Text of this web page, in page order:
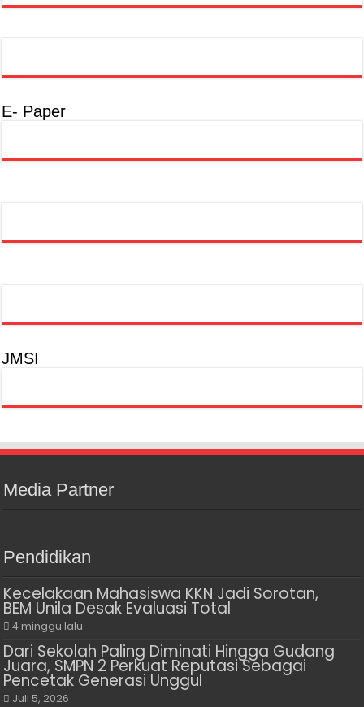
E- Paper
JMSI
Media Partner
Pendidikan
Kecelakaan Mahasiswa KKN Jadi Sorotan,
BEM Unila Desak Evaluasi Total
4 minggu lalu
Dari Sekolah Paling Diminati Hingga Gudang
Juara, SMPN 2 Perkuat Reputasi Sebagai
Pencetak Generasi Unggul
Juli 5, 2026